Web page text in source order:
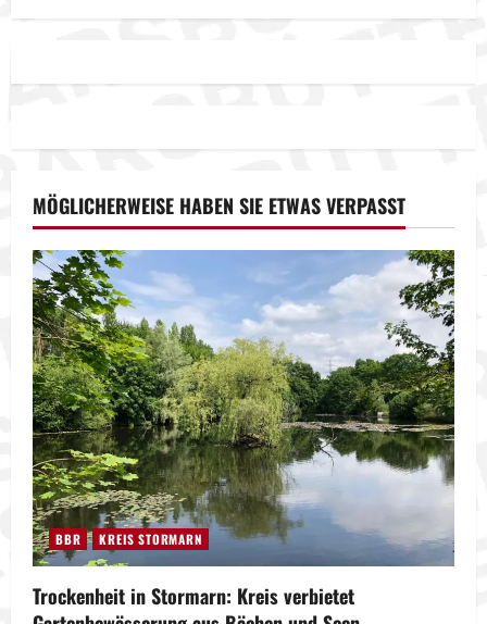
MÖGLICHERWEISE HABEN SIE ETWAS VERPASST
BBR KREIS STORMARN
Trockenheit in Stormarn: Kreis verbietet